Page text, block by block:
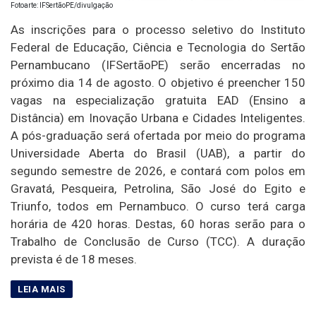
Fotoarte: IFSertãoPE/divulgação
As inscrições para o processo seletivo do Instituto
Federal de Educação, Ciência e Tecnologia do Sertão
Pernambucano (IFSertãoPE) serão encerradas no
próximo dia 14 de agosto. O objetivo é preencher 150
vagas na especialização gratuita EAD (Ensino a
Distância) em Inovação Urbana e Cidades Inteligentes.
A pós-graduação será ofertada por meio do programa
Universidade Aberta do Brasil (UAB), a partir do
segundo semestre de 2026, e contará com polos em
Gravatá, Pesqueira, Petrolina, São José do Egito e
Triunfo, todos em Pernambuco. O curso terá carga
horária de 420 horas. Destas, 60 horas serão para o
Trabalho de Conclusão de Curso (TCC). A duração
prevista é de 18 meses.